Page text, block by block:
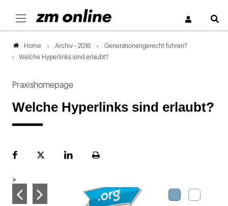
Home Archiv - 2016
Generationengerecht führen?
Welche Hyperlinks sind erlaubt?
Praxishomepage
Welche Hyperlinks sind erlaubt?
FacebookPlattformLinekdInSeite
>